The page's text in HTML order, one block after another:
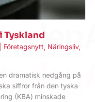
Tyskland
Företagsnytt, Näringsliv,
dramatisk nedgång på
siffror från den tyska
(KBA) minskade